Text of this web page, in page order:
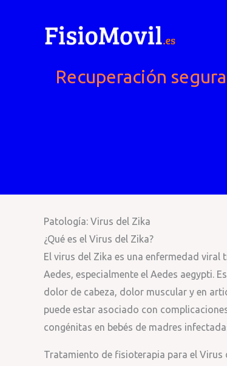
Recuperación
Patología: Virus del Zika
¿Qué es el Virus del Zika?
El virus del Zika es una enfermedad
Aedes, especialmente el Aedes aegypti.
dolor de cabeza, dolor muscular y en
puede estar asociado con
congénitas en bebés de madres
Tratamiento de fisioterapia para el Virus